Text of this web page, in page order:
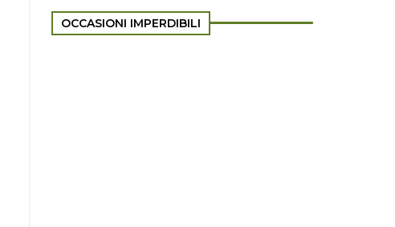
OCCASIONI IMPERDIBILI